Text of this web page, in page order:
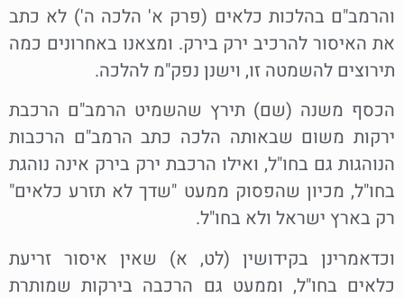
והרמב"ם בהלכות כלאים (פרק א' הלכה ה') לא כתב
את האיסור להרכיב ירק בירק. ומצאנו באחרונים כמה
תירוצים להשמטה זו, וישנן נפק"מ להלכה.
הכסף משנה (שם) תירץ שהשמיט הרמב"ם הרכבת
ירקות משום שבאותה הלכה כתב הרמב"ם הרכבות
הנוהגות גם בחו"ל, ואילו הרכבת ירק בירק אינה נוהגת
בחו"ל, מכיון שהפסוק ממעט "שדך לא תזרע כלאים"
רק בארץ ישראל ולא בחו"ל.
וכדאמרינן בקידושין (לט, א) שאין איסור זריעת
כלאים בחו"ל, וממעט גם הרכבה בירקות שמותרת